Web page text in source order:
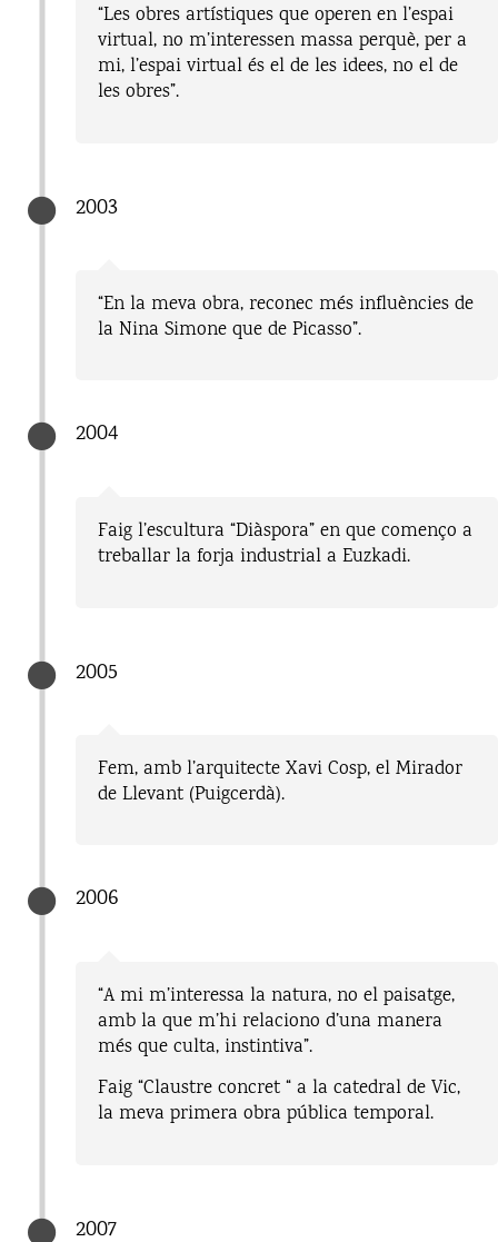
“Les obres artístiques que operen en l’espai
virtual, no m’interessen massa perquè, per a
mi, l’espai virtual és el de les idees, no el de
les obres”.
2003
“En la meva obra, reconec més influències de
la Nina Simone que de Picasso”.
2004
Faig l’escultura “Diàspora” en que començo a
treballar la forja industrial a Euzkadi.
2005
Fem, amb l’arquitecte Xavi Cosp, el Mirador
de Llevant (Puigcerdà).
2006
“A mi m’interessa la natura, no el paisatge,
amb la que m’hi relaciono d’una manera
més que culta, instintiva”.
Faig “Claustre concret “ a la catedral de Vic,
la meva primera obra pública temporal.
2007